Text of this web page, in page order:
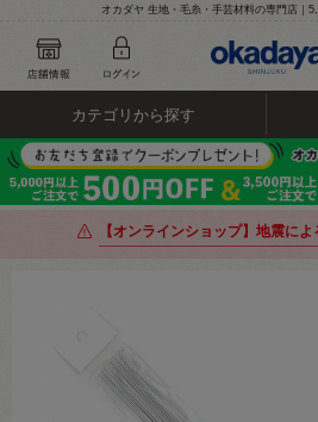
オカダヤ 生地・毛糸・手芸材料の専門店｜
カテゴリから探す
【オンラインショップ】地震に